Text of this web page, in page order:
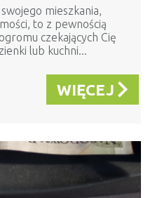
mieszkania,
to z pewnością
czekających Cię
lub kuchni...
WIĘCEJ